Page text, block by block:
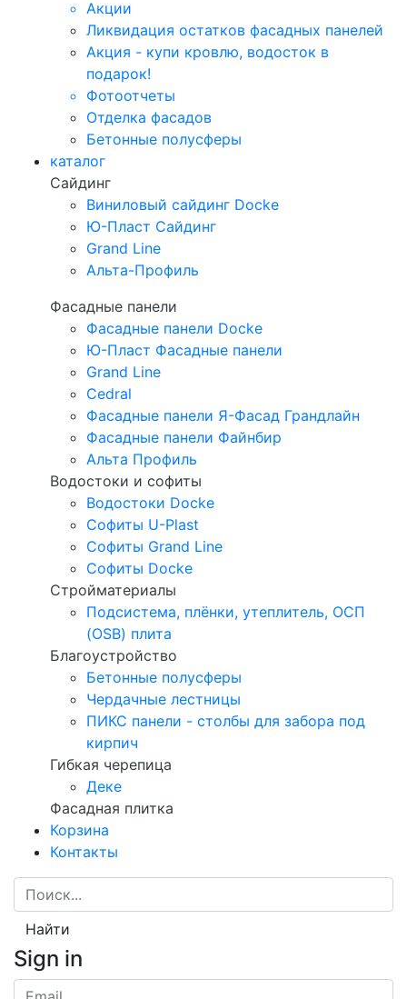
Акции
Ликвидация остатков фасадных панелей
Акция - купи кровлю, водосток в
подарок!
Фотоотчеты
Отделка фасадов
Бетонные полусферы
каталог
Сайдинг
Виниловый сайдинг Docke
Ю-Пласт Сайдинг
Grand Line
Альта-Профиль
Фасадные панели
Фасадные панели Docke
Ю-Пласт Фасадные панели
Grand Line
Cedral
Фасадные панели Я-Фасад Грандлайн
Фасадные панели Файнбир
Альта Профиль
Водостоки и софиты
Водостоки Docke
Софиты U-Plast
Софиты Grand Line
Софиты Docke
Стройматериалы
Подсистема, плёнки, утеплитель, ОСП
(OSB) плита
Благоустройство
Бетонные полусферы
Чердачные лестницы
ПИКС панели - столбы для забора под
кирпич
Гибкая черепица
Деке
Фасадная плитка
Корзина
Контакты
Найти
Sign in